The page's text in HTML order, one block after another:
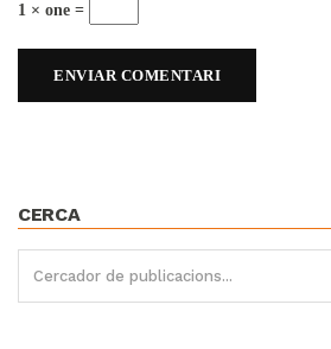
1 × one =
CERCA